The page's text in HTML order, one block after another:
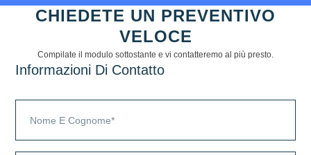
CHIEDETE UN PREVENTIVO
VELOCE
Compilate il modulo sottostante e vi contatteremo al più presto.
Informazioni Di Contatto